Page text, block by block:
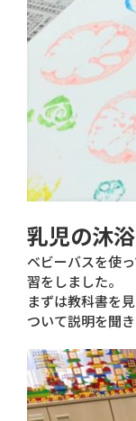
乳児の沐
ベビーバスを使
習をしました。
まずは教科書を
ついて説明を聞き